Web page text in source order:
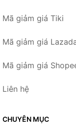
Mã giảm giá Tiki
Mã giảm giá
Mã giảm giá
Liên hệ
CHUYÊN MỤC